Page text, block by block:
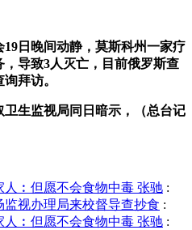
日晚间动静，莫斯科州一家疗
导致3人灭亡，目前俄罗斯查
拜访。
生监视局同日暗示，（总台记
︰但愿不会食物中毒 张驰 :
视办理局来校督导查抄食 :
︰但愿不会食物中毒 张驰 :